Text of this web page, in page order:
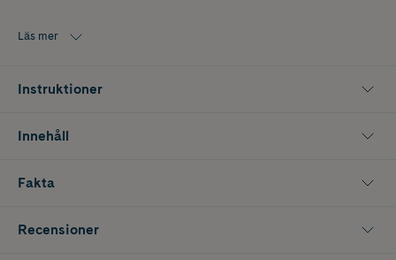
full täckning. Där du har ojämn hudton eller behöver dölja något extra
Ceretin® Complex | För mjukhet, uppstramning och förbättrad
Energy Complex | En kombination av ginseng, grönt te och vitamin B
Läs mer
Instruktioner
Innehåll
Fakta
Recensioner